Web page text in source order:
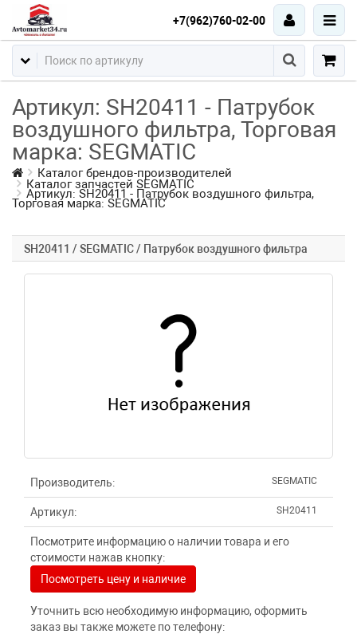
+7(962)760-02-00
Артикул: SH20411 - Патрубок
воздушного фильтра, Торговая
марка: SEGMATIC
Каталог брендов-производителей
Каталог запчастей SEGMATIC
Артикул: SH20411 - Патрубок воздушного фильтра,
Торговая марка: SEGMATIC
SH20411 / SEGMATIC / Патрубок воздушного фильтра
Производитель: SEGMATIC
Артикул: SH20411
Посмотрите информацию о наличии товара и его
стоимости нажав кнопку:
Посмотреть цену и наличие
Уточнить всю необходимую информацию, оформить
заказ вы также можете по телефону: